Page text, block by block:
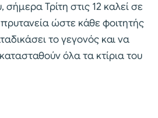
Τρίτη στις 12 καλεί σε
ώστε κάθε φοιτητής
το γεγονός και να
όλα τα κτίρια του